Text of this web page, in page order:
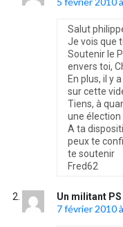
Salut
Je vois que
Soutenir le
envers toi,
En plus, il y
sur cette
Tiens, à
une élection
A ta
peux te
te soutenir
Fred62
Un militant PS
7 février 2010